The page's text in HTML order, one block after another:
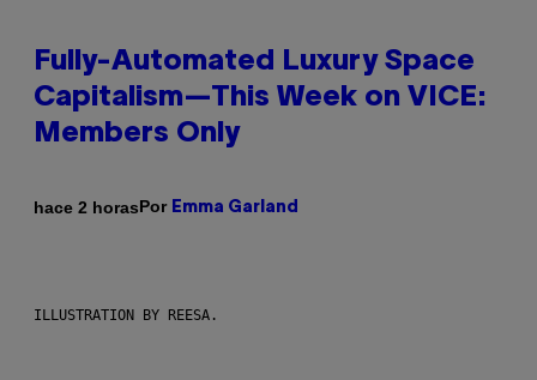
Fully-Automated Luxury Space
Capitalism—This Week on VICE:
Members Only
hace 2 horasPor Emma Garland
ILLUSTRATION BY REESA.